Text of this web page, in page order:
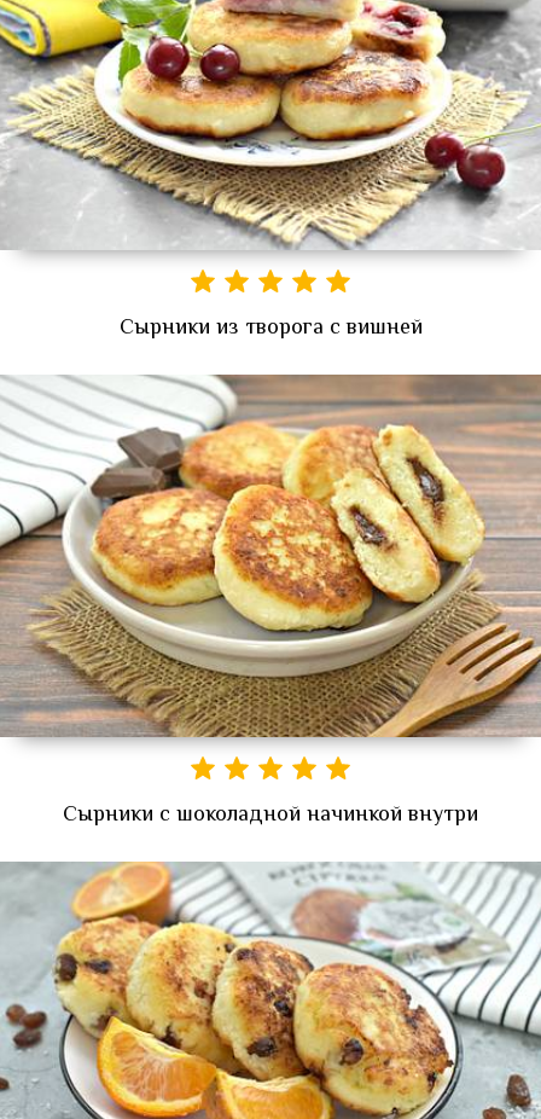
Сырники из творога с вишней
Сырники с шоколадной начинкой внутри